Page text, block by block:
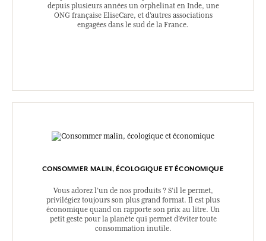
depuis plusieurs années un orphelinat en Inde, une
ONG française EliseCare, et d’autres associations
engagées dans le sud de la France.
CONSOMMER MALIN, ÉCOLOGIQUE ET ÉCONOMIQUE
Vous adorez l’un de nos produits ? S’il le permet,
privilégiez toujours son plus grand format. Il est plus
économique quand on rapporte son prix au litre. Un
petit geste pour la planète qui permet d’éviter toute
consommation inutile.